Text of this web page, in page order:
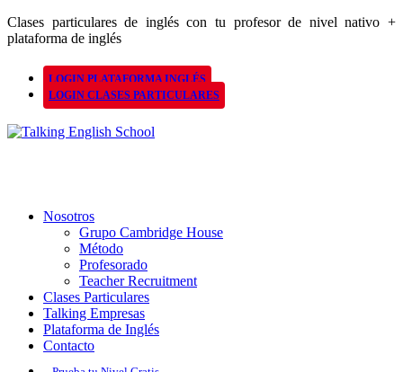
Clases particulares de inglés con tu profesor de nivel nativo +
plataforma de inglés
LOGIN PLATAFORMA INGLÉS
LOGIN CLASES PARTICULARES
Nosotros
Grupo Cambridge House
Método
Profesorado
Teacher Recruitment
Clases Particulares
Talking Empresas
Plataforma de Inglés
Contacto